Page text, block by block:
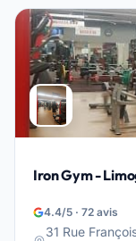
Iron Gym -
4.4/5 · 72 avis
31 Rue